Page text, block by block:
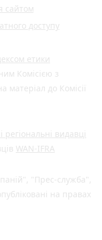
сайтом
доступу
етики
Комісією з
до Комісії
регіональні видавці
WAN-IFRA
"Прес-служба",
на правах